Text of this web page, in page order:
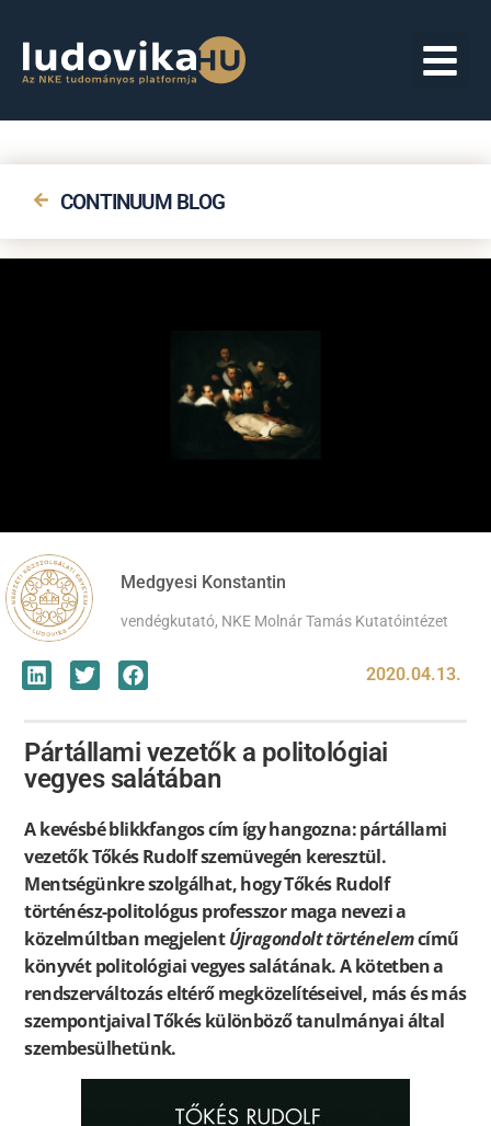
CONTINUUM BLOG
Medgyesi Konstantin
vendégkutató, NKE Molnár Tamás Kutatóintézet
2020.04.13.
Pártállami vezetők a politológiai
vegyes salátában
A kevésbé blikkfangos cím így hangozna: pártállami
vezetők Tőkés Rudolf szemüvegén keresztül.
Mentségünkre szolgálhat, hogy Tőkés Rudolf
történész-politológus professzor maga nevezi a
közelmúltban megjelentÚjragondolt történelemcímű
könyvét politológiai vegyes salátának. A kötetben a
rendszerváltozás eltérő megközelítéseivel, más és más
szempontjaival Tőkés különböző tanulmányai által
szembesülhetünk.